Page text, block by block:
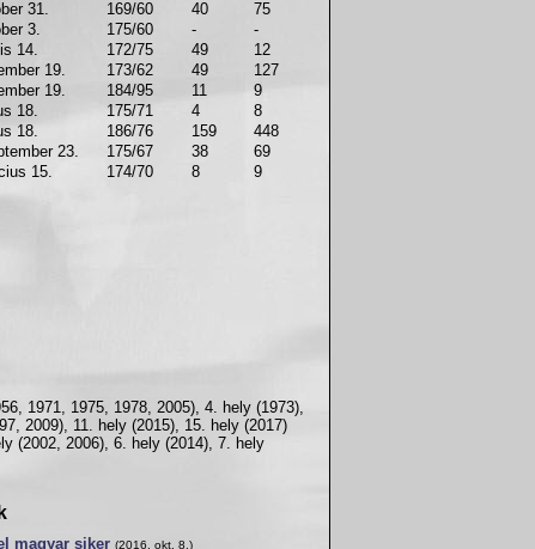
31. 169/60 40 75
3. 175/60 - -
14. 172/75 49 12
19. 173/62 49 127
19. 184/95 11 9
18. 175/71 4 8
18. 186/76 159 448
23. 175/67 38 69
15. 174/70 8 9
1971, 1975, 1978, 2005), 4. hely (1973),
2009), 11. hely (2015), 15. hely (2017)
(2002, 2006), 6. hely (2014), 7. hely
magyar siker (2016. okt. 8.)